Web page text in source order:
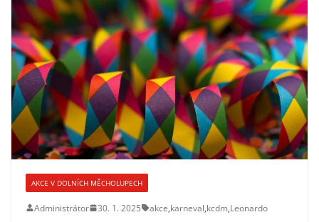
AKCE V DOLNÍCH MĚCHOLUPECH
Administrátor 30. 1. 2025 akce,karneval,kcdm,Leonardo